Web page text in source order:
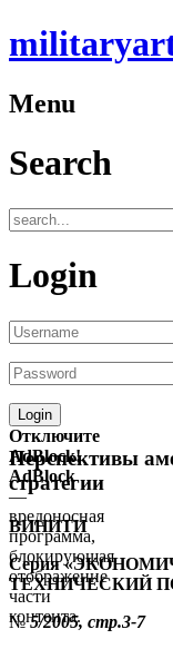
Menu
Search
Login
Отключите
AdBlock!
AdBlock
—
вредоносная
программа,
блокирующая
отображение
части
контента.
Перспективы
стратегии
ВИНИТИ
Серия
ТЕХНИЧЕСКИЙ
№5/2005, стр.3-7